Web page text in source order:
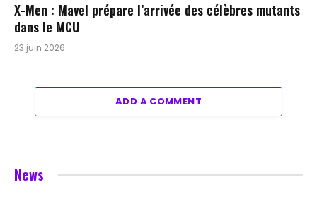
X-Men : Mavel prépare l’arrivée des célèbres mutants
dans le MCU
23 juin 2026
ADD A COMMENT
News